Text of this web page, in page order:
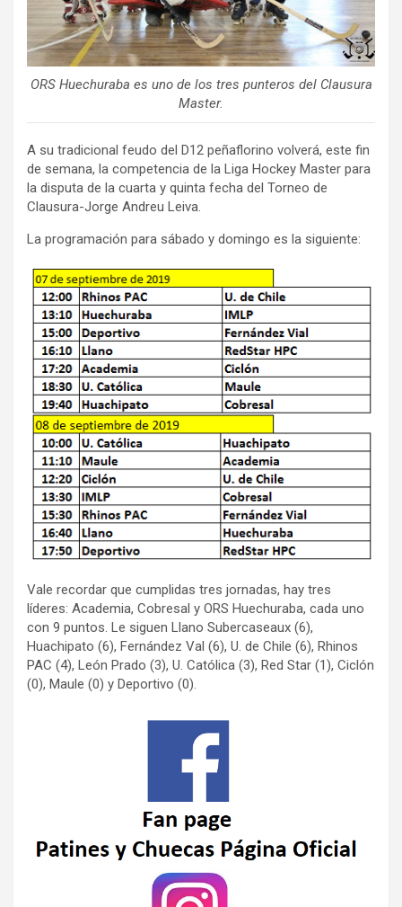
ORS Huechuraba es uno de los tres punteros del Clausura
Master.
A su tradicional feudo del D12 peñaflorino volverá, este fin
de semana, la competencia de la Liga Hockey Master para
la disputa de la cuarta y quinta fecha del Torneo de
Clausura-Jorge Andreu Leiva.
La programación para sábado y domingo es la siguiente:
Vale recordar que cumplidas tres jornadas, hay tres
líderes: Academia, Cobresal y ORS Huechuraba, cada uno
con 9 puntos. Le siguen Llano Subercaseaux (6),
Huachipato (6), Fernández Val (6), U. de Chile (6), Rhinos
PAC (4), León Prado (3), U. Católica (3), Red Star (1), Ciclón
(0), Maule (0) y Deportivo (0).